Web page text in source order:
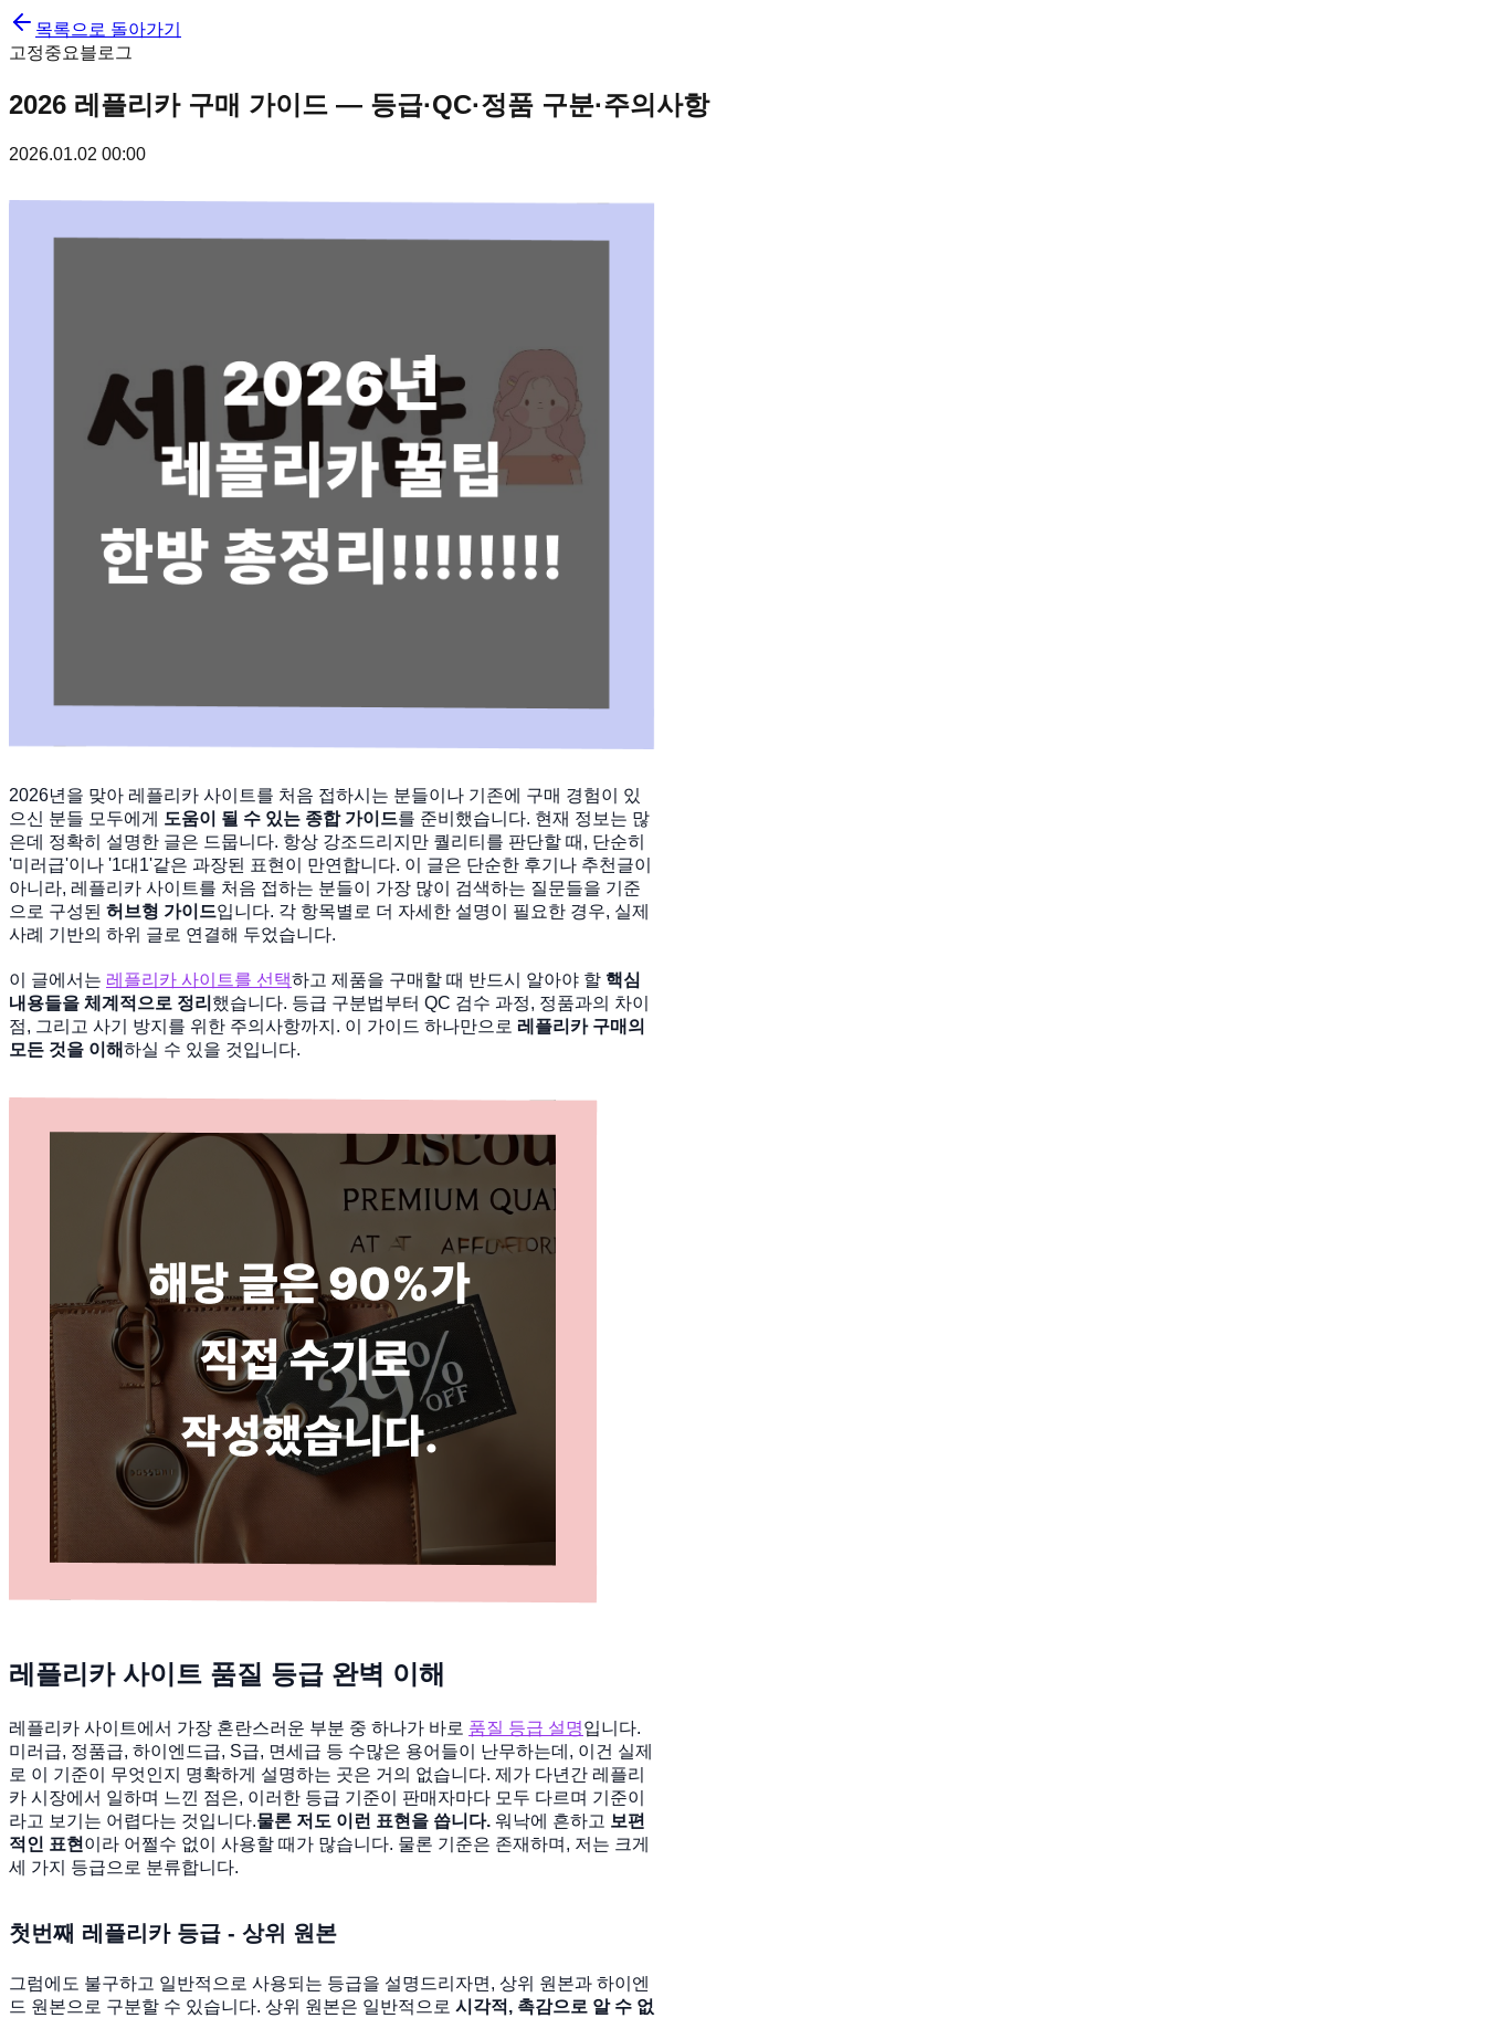
목록으로 돌아가기
고정중요블로그
2026 레플리카 구매 가이드 — 등급·QC·정품 구분·주의사항
2026.01.02 00:00
2026년을 맞아 레플리카 사이트를 처음 접하시는 분들이나 기존에 구매 경험이 있
으신 분들 모두에게 도움이 될 수 있는 종합 가이드를 준비했습니다. 현재 정보는 많
은데 정확히 설명한 글은 드뭅니다. 항상 강조드리지만 퀄리티를 판단할 때, 단순히
'미러급'이나 '1대1'같은 과장된 표현이 만연합니다. 이 글은 단순한 후기나 추천글이
아니라, 레플리카 사이트를 처음 접하는 분들이 가장 많이 검색하는 질문들을 기준
으로 구성된 허브형 가이드입니다. 각 항목별로 더 자세한 설명이 필요한 경우, 실제
사례 기반의 하위 글로 연결해 두었습니다.
이 글에서는 레플리카 사이트를 선택하고 제품을 구매할 때 반드시 알아야 할 핵심
내용들을 체계적으로 정리 했습니다. 등급 구분법부터 QC 검수 과정, 정품과의 차이
점, 그리고 사기 방지를 위한 주의사항까지. 이 가이드 하나만으로 레플리카 구매의
모든 것을 이해하실 수 있을 것입니다.
레플리카 사이트 품질 등급 완벽 이해
레플리카 사이트에서 가장 혼란스러운 부분 중 하나가 바로 품질 등급 설명입니다.
미러급, 정품급, 하이엔드급, S급, 면세급 등 수많은 용어들이 난무하는데, 이건 실제
로 이 기준이 무엇인지 명확하게 설명하는 곳은 거의 없습니다. 제가 다년간 레플리
카 시장에서 일하며 느낀 점은, 이러한 등급 기준이 판매자마다 모두 다르며 기준이
라고 보기는 어렵다는 것입니다.물론 저도 이런 표현을 씁니다. 워낙에 흔하고 보편
적인 표현 이라 어쩔수 없이 사용할 때가 많습니다. 물론 기준은 존재하며, 저는 크게
세 가지 등급으로 분류합니다.
첫번째 레플리카 등급 - 상위 원본
그럼에도 불구하고 일반적으로 사용되는 등급을 설명드리자면, 상위 원본과 하이엔
드 원본으로 구분할 수 있습니다. 상위 원본은 일반적으로 시각적, 촉감으로 알 수 없